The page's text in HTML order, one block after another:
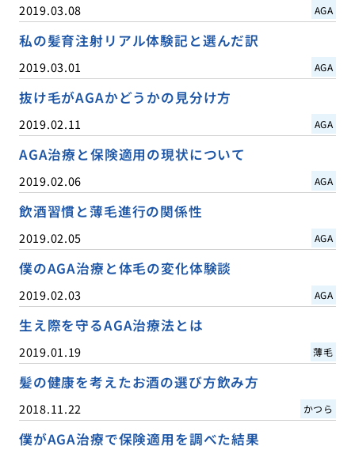
2019.03.08 AGA
私の髪育注射リアル体験記と選んだ訳
2019.03.01 AGA
抜け毛がAGAかどうかの見分け方
2019.02.11 AGA
AGA治療と保険適用の現状について
2019.02.06 AGA
飲酒習慣と薄毛進行の関係性
2019.02.05 AGA
僕のAGA治療と体毛の変化体験談
2019.02.03 AGA
生え際を守るAGA治療法とは
2019.01.19 薄毛
髪の健康を考えたお酒の選び方飲み方
2018.11.22 かつら
僕がAGA治療で保険適用を調べた結果